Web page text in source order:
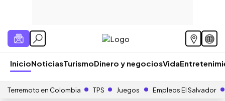
InicioNoticiasTurismoDinero y negociosVida
Terremoto en Colombia TPS Juegos Empleos El Salvador